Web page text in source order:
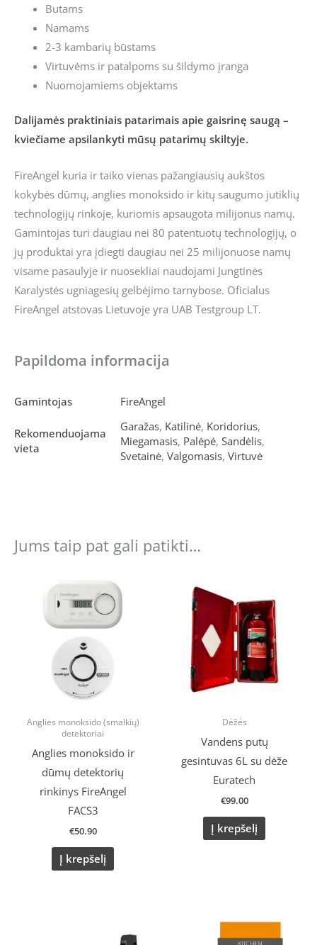
Butams
Namams
2-3 kambarių būstams
Virtuvėms ir patalpoms su šildymo įranga
Nuomojamiems objektams
Dalijamės praktiniais patarimais apie gaisrinę saugą –
kviečiame apsilankyti mūsų patarimų skiltyje.
FireAngel kuria ir taiko vienas pažangiausių aukštos
kokybės dūmų, anglies monoksido ir kitų saugumo jutiklių
technologijų rinkoje, kuriomis apsaugota milijonus namų.
Gamintojas turi daugiau nei 80 patentuotų technologijų, o
jų produktai yra įdiegti daugiau nei 25 milijonuose namų
visame pasaulyje ir nuosekliai naudojami Jungtinės
Karalystės ugniagesių gelbėjimo tarnybose. Oficialus
FireAngel atstovas Lietuvoje yra UAB Testgroup LT.
Papildoma informacija
Gamintojas FireAngel
Rekomenduojama
vieta
Garažas, Katilinė, Koridorius,
Miegamasis, Palėpė, Sandėlis,
Svetainė, Valgomasis, Virtuvė
Jums taip pat gali patikti…
Anglies monoksido (smalkių)
detektoriai
Anglies monoksido ir
dūmų detektorių
rinkinys FireAngel
FACS3
€50.90
Į krepšelį
Dėžės
Vandens putų
gesintuvas 6L su dėže
Euratech
€99.00
Į krepšelį